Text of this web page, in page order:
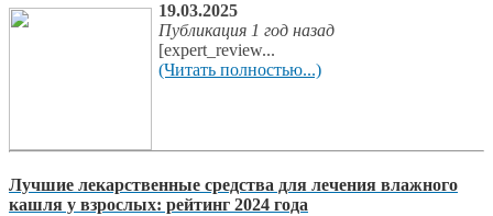
19.03.2025
Публикация 1 год назад
[expert_review...
(Читать полностью...)
Лучшие лекарственные средства для лечения влажного
кашля у взрослых: рейтинг 2024 года